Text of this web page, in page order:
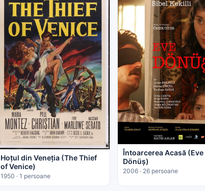
Hoțul din Veneția (The Thief
of Venice)
1950 · 1 persoane
Întoarcerea Acasă (Eve
Dönüş)
2006 · 26 persoane